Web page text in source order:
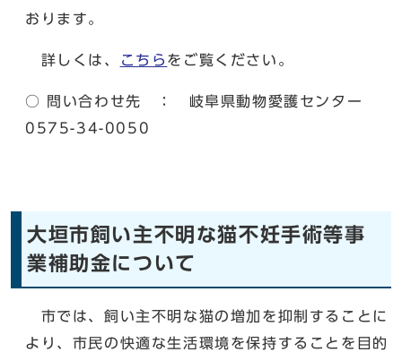
おります。
詳しくは、 こちら をご覧ください。
○ 問い合わせ先 ： 岐阜県動物愛護センター
0575-34-0050
大垣市飼い主不明な猫不妊手術等事
業補助金について
市では、飼い主不明な猫の増加を抑制することに
より、市民の快適な生活環境を保持することを目的